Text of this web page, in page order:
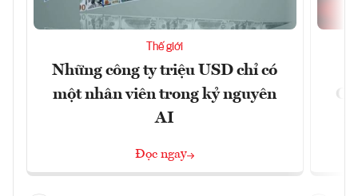
Thế giới
Những công ty triệu USD chỉ có
một nhân viên trong kỷ nguyên
AI
Đọc ngay